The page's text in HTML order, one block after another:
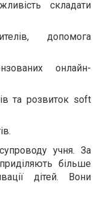
складати
допомога
онлайн-
та розвиток soft
учня. За
більше
дітей. Вони